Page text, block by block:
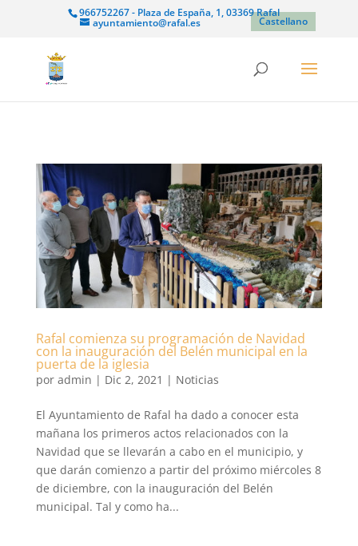
966752267 - Plaza de España, 1, 03369 Rafal
ayuntamiento@rafal.es Castellano
Rafal comienza su programación de Navidad
con la inauguración del Belén municipal en la
puerta de la iglesia
por admin | Dic 2, 2021 | Noticias
El Ayuntamiento de Rafal ha dado a conocer esta
mañana los primeros actos relacionados con la
Navidad que se llevarán a cabo en el municipio, y
que darán comienzo a partir del próximo miércoles 8
de diciembre, con la inauguración del Belén
municipal. Tal y como ha...